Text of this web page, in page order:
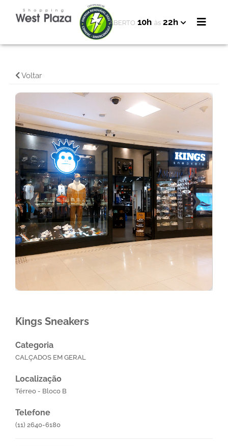
ABERTO 10h às 22h
Voltar
‹ ›
Kings Sneakers
Categoria
CALÇADOS EM GERAL
Localização
Térreo - Bloco B
Telefone
(11) 2640-6180